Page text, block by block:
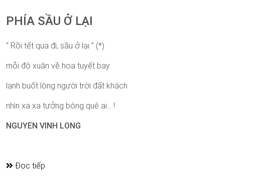
PHÍA SẦU Ở LẠI
“ Rồi tết qua đi, sầu ở lại ” (*)
mỗi độ xuân về hoa tuyết bay
lạnh buốt lòng người trời đất khách
nhìn xa xa tưởng bóng quê ai... !
NGUYEN VINH LONG
Đọc tiếp